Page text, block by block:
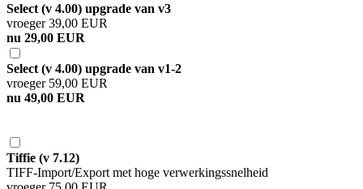
Select (v 4.00) upgrade van v3
vroeger 39,00 EUR
nu 29,00 EUR
Select (v 4.00) upgrade van v1-2
vroeger 59,00 EUR
nu 49,00 EUR
Tiffie (v 7.12)
TIFF-Import/Export met hoge verwerkingssnelheid